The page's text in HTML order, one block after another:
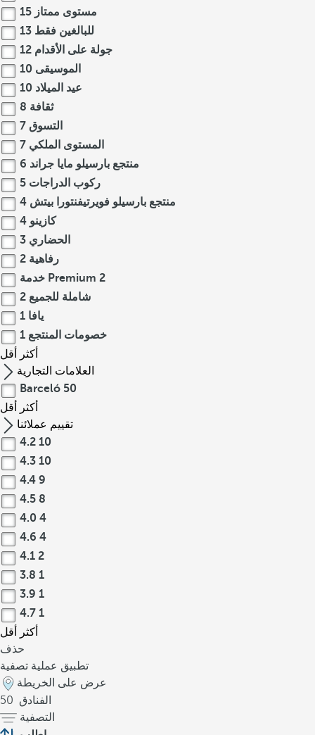
مستوى ممتاز 15
للبالغين فقط 13
جولة على الأقدام 12
الموسيقى 10
عيد الميلاد 10
ثقافة 8
التسوق 7
المستوى الملكي 7
منتجع بارسيلو مايا جراند 6
ركوب الدراجات 5
منتجع بارسيلو فويرتيفنتورا بيتش 4
كازينو 4
الحضاري 3
رفاهية 2
خدمة Premium 2
شاملة للجميع 2
يافا 1
خصومات المنتجع 1
أكثر
أقل
العلامات التجارية
Barceló 50
أكثر
أقل
تقييم عملائنا
4.2 10
4.3 10
4.4 9
4.5 8
4.0 4
4.6 4
4.1 2
3.8 1
3.9 1
4.7 1
أكثر
أقل
حذف
تطبيق عملية تصفية
عرض على الخريطة
50 الفنادق
التصفية